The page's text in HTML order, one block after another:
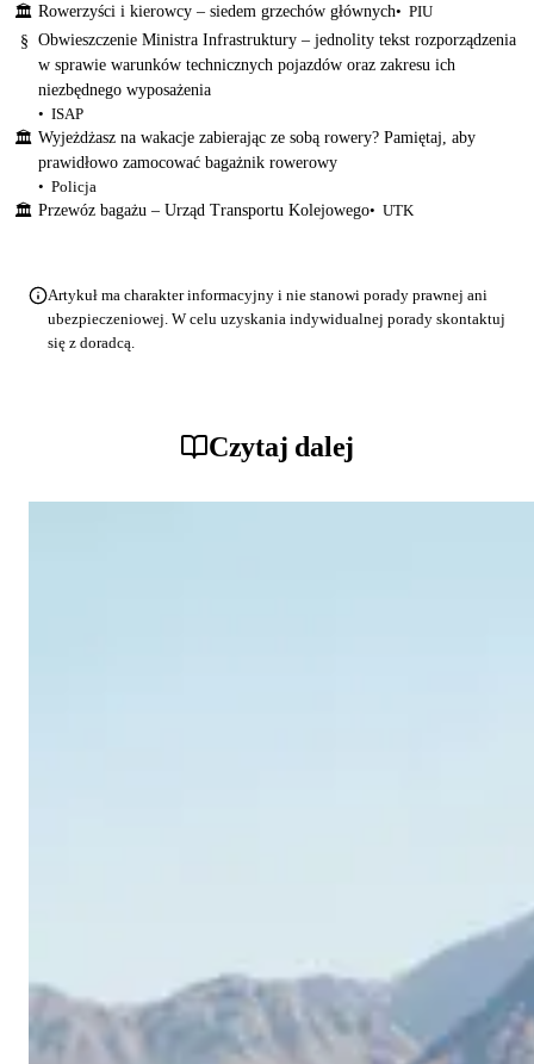
🏛 Rowerzyści i kierowcy – siedem grzechów głównych
PIU
§ Obwieszczenie Ministra Infrastruktury – jednolity tekst rozporządzenia
w sprawie warunków technicznych pojazdów oraz zakresu ich
niezbędnego wyposażenia
ISAP
🏛 Wyjeżdżasz na wakacje zabierając ze sobą rowery? Pamiętaj, aby
prawidłowo zamocować bagażnik rowerowy
Policja
🏛 Przewóz bagażu – Urząd Transportu Kolejowego UTK
Artykuł ma charakter informacyjny i nie stanowi porady prawnej ani
ubezpieczeniowej. W celu uzyskania indywidualnej porady skontaktuj
się z doradcą.
Czytaj dalej